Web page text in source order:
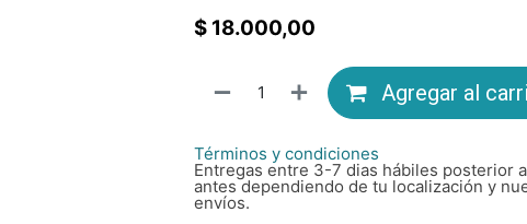
$ 18.000,00
Agregar al
Términos y condiciones
Entregas entre 3-7 dias hábiles posterior
antes dependiendo de tu localización y
envíos.